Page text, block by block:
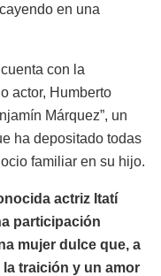
en una
con la
actor, Humberto
Márquez”, un
ha depositado todas
familiar en su hijo.
actriz Itatí
participación
mujer dulce que, a
traición y un amor